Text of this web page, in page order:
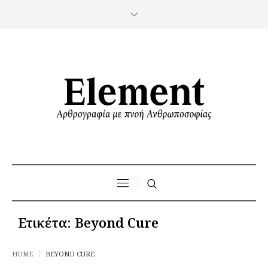
Ετικέτα: Beyond Cure
HOME BEYOND CURE